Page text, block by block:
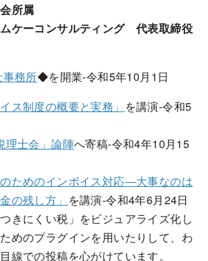
所属
ケーコンサルティング 代表取締役
務所◆を開業-令和5年10月1日
ス制度の概要と実務」 を講演-令和5
理士会」論陣へ寄稿-令和4年10月15
ためのインボイス対応―大事なのは
の残し方」 を講演-令和4年6月24日
きにくい税」をビジュアライズ化し
めのプラグインを用いたりして、わ
線での投稿を心がけています。